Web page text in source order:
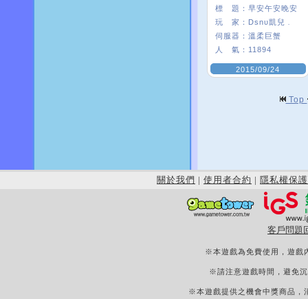
標 題： 早安午安晚安
玩 家： Dsnυ凱兒﹒
伺服器： 溫柔巨蟹
人 氣： 11894
2015/09/24
Top
關於我們 | 使用者合約 | 隱私權保護
客戶問題
※本遊戲為免費使用，遊戲
※請注意遊戲時間，避免
※本遊戲提供之機會中獎商品，